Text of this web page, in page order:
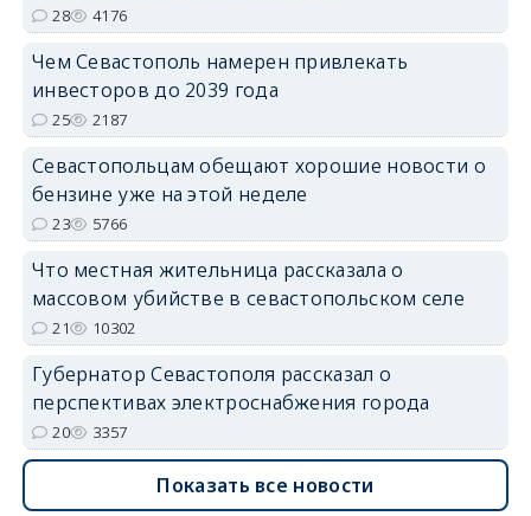
28 4176
Чем Севастополь намерен привлекать
инвесторов до 2039 года
25 2187
Севастопольцам обещают хорошие новости о
бензине уже на этой неделе
23 5766
Что местная жительница рассказала о
массовом убийстве в севастопольском селе
21 10302
Губернатор Севастополя рассказал о
перспективах электроснабжения города
20 3357
Показать все новости